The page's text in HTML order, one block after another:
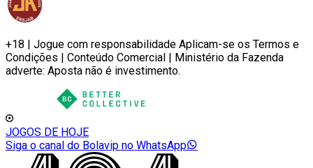
+18 | Jogue com responsabilidade Aplicam-se os Termos e
Condições | Conteúdo Comercial | Ministério da Fazenda
adverte: Aposta não é investimento.
JOGOS DE HOJE
Siga o canal do Bolavip no WhatsApp